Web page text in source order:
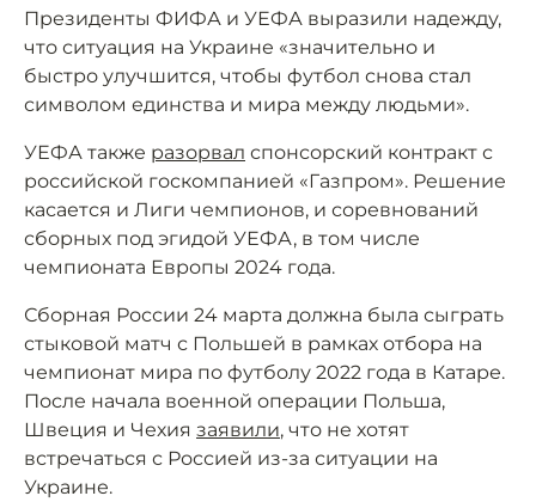
Президенты ФИФА и УЕФА выразили надежду,
что ситуация на Украине «значительно и
быстро улучшится, чтобы футбол снова стал
символом единства и мира между людьми».
УЕФА также разорвал спонсорский контракт с
российской госкомпанией «Газпром». Решение
касается и Лиги чемпионов, и соревнований
сборных под эгидой УЕФА, в том числе
чемпионата Европы 2024 года.
Сборная России 24 марта должна была сыграть
стыковой матч с Польшей в рамках отбора на
чемпионат мира по футболу 2022 года в Катаре.
После начала военной операции Польша,
Швеция и Чехия заявили, что не хотят
встречаться с Россией из-за ситуации на
Украине.